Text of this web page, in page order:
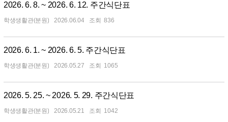
2026. 6. 8. ~ 2026. 6. 12. 주간식단표
학생생활관(분원) 2026.06.04 836
2026. 6. 1. ~ 2026. 6. 5. 주간식단표
학생생활관(분원) 2026.05.27 1065
2026. 5. 25. ~ 2026. 5. 29. 주간식단표
학생생활관(분원) 2026.05.21 1042